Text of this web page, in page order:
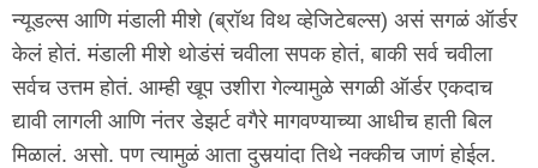
न्यूडल्स आणि मंडाली मीशे (ब्रॉथ विथ व्हेजिटेबल्स) असं सगळं ऑर्डर
केलं होतं. मंडाली मीशे थोडंसं चवीला सपक होतं, बाकी सर्व चवीला
सर्वच उत्तम होतं. आम्ही खूप उशीरा गेल्यामुळे सगळी ऑर्डर एकदाच
द्यावी लागली आणि नंतर डेझर्ट वगैरे मागवण्याच्या आधीच हाती बिल
मिळालं. असो. पण त्यामुळं आता दुसर्‍यांदा तिथे नक्कीच जाणं होईल.